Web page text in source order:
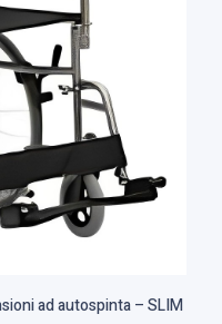
ad autospinta – SLIM